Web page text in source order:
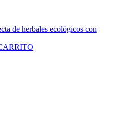
de herbales ecológicos con